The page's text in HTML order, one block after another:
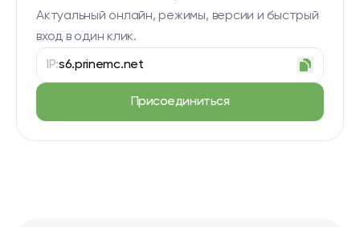
Актуальный онлайн, режимы, версии и быстрый
вход в один клик.
IP:s6.prinemc.net
Присоединиться